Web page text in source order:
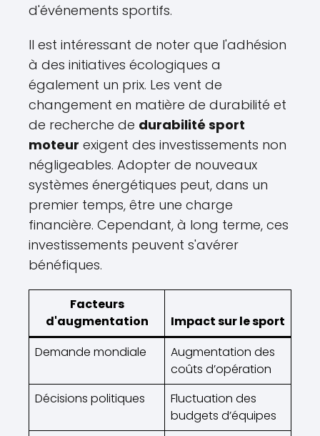
d'événements sportifs.
Il est intéressant de noter que l'adhésion
à des initiatives écologiques a
également un prix. Les vent de
changement en matière de durabilité et
de recherche de durabilité sport
moteur exigent des investissements non
négligeables. Adopter de nouveaux
systèmes énergétiques peut, dans un
premier temps, être une charge
financière. Cependant, à long terme, ces
investissements peuvent s'avérer
bénéfiques.
Facteurs
d'augmentation
Impact sur le sport
Demande mondiale
Augmentation des
coûts d’opération
Décisions politiques
Fluctuation des
budgets d’équipes